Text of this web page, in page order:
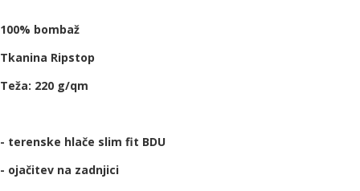
100% bombaž
Tkanina Ripstop
Teža: 220 g/qm
- terenske hlače slim fit BDU
- ojačitev na zadnjici